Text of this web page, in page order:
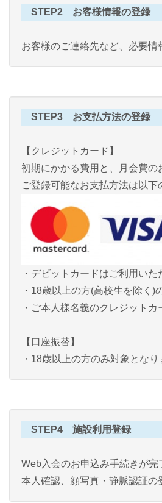
STEP2 お客様情報の登録
お客様のご連絡先など、必要情
STEP3 お支払方法の登録
【クレジットカード】
初期にかかる費用と、月会費の
ご登録可能なお支払方法は以下
・デビットカードはご利用いた
・18歳以上の方(高校生を除く)
・ご本人様名義のクレジット
【口座振替】
・18歳以上の方のみ対象となり
STEP4 施設利用登録
Web入会のお申込み手続きが完
本人確認、顔写真・静脈認証の